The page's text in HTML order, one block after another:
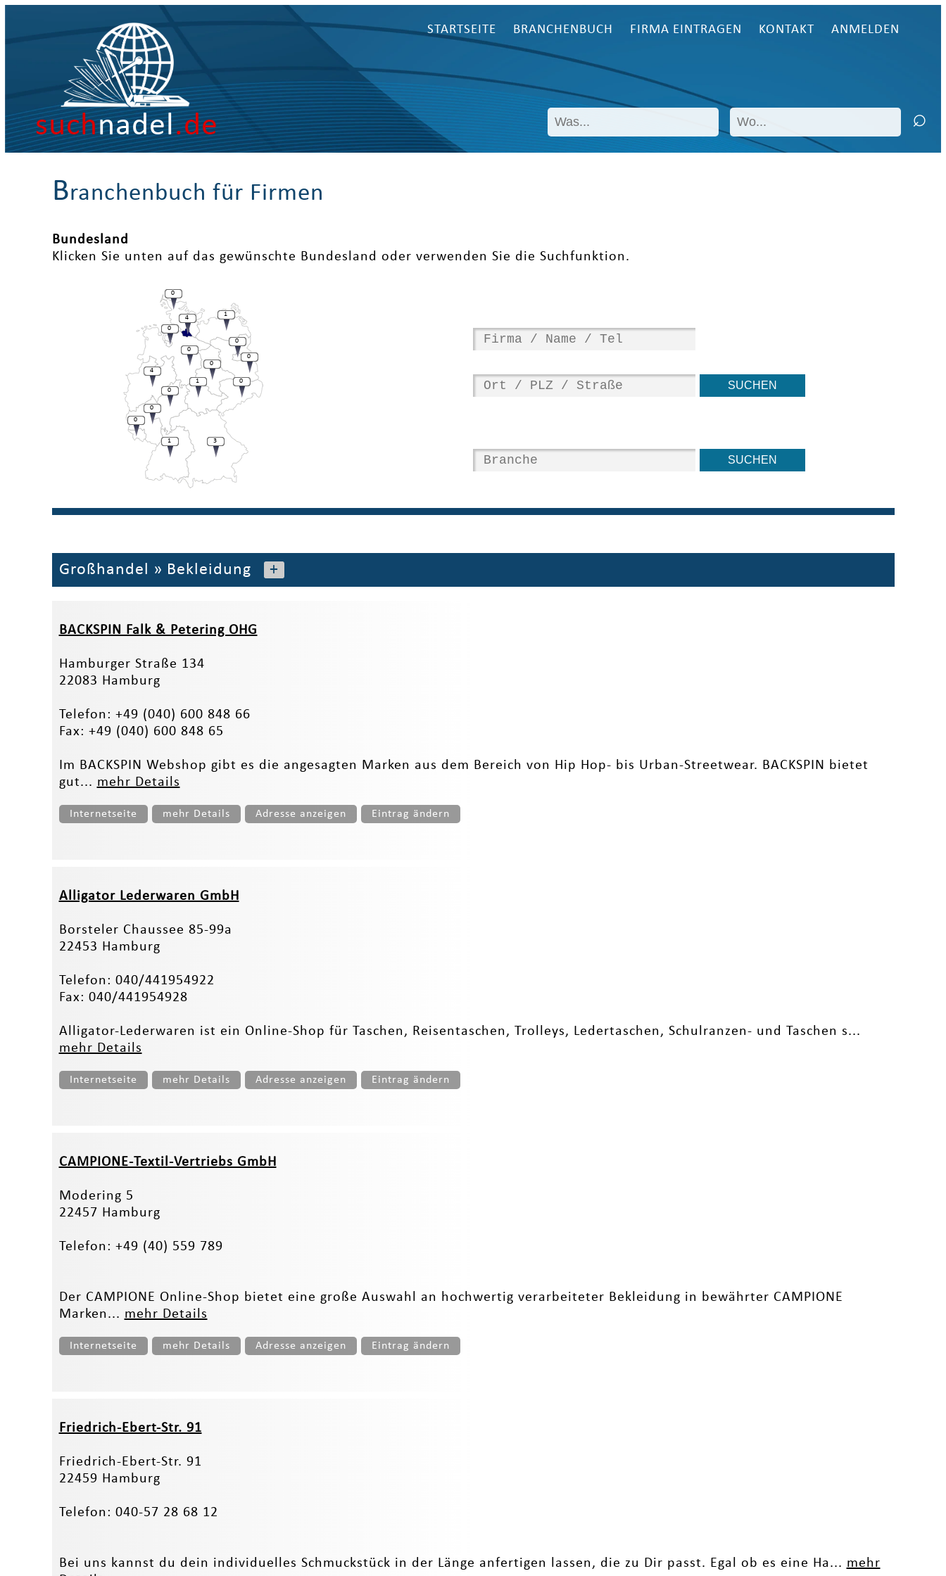
suchnadel.de
STARTSEITE BRANCHENBUCH FIRMA EINTRAGEN KONTAKT ANMELDEN
Branchenbuch für Firmen
Bundesland
Klicken Sie unten auf das gewünschte Bundesland oder verwenden Sie die Suchfunktion.
0
0
4
0
0
1
4
0
0
0
0
0
0
1
1
3
Großhandel » Bekleidung +
BACKSPIN Falk & Petering OHG
Hamburger Straße 134
22083 Hamburg
Telefon: +49 (040) 600 848 66
Fax: +49 (040) 600 848 65
Im BACKSPIN Webshop gibt es die angesagten Marken aus dem Bereich von Hip Hop- bis Urban-Streetwear. BACKSPIN bietet
gut... mehr Details
Internetseite mehr Details Adresse anzeigen Eintrag ändern
Alligator Lederwaren GmbH
Borsteler Chaussee 85-99a
22453 Hamburg
Telefon: 040/441954922
Fax: 040/441954928
Alligator-Lederwaren ist ein Online-Shop für Taschen, Reisentaschen, Trolleys, Ledertaschen, Schulranzen- und Taschen s...
mehr Details
Internetseite mehr Details Adresse anzeigen Eintrag ändern
CAMPIONE-Textil-Vertriebs GmbH
Modering 5
22457 Hamburg
Telefon: +49 (40) 559 789
Der CAMPIONE Online-Shop bietet eine große Auswahl an hochwertig verarbeiteter Bekleidung in bewährter CAMPIONE
Marken... mehr Details
Internetseite mehr Details Adresse anzeigen Eintrag ändern
Friedrich-Ebert-Str. 91
Friedrich-Ebert-Str. 91
22459 Hamburg
Telefon: 040-57 28 68 12
Bei uns kannst du dein individuelles Schmuckstück in der Länge anfertigen lassen, die zu Dir passt. Egal ob es eine Ha... mehr